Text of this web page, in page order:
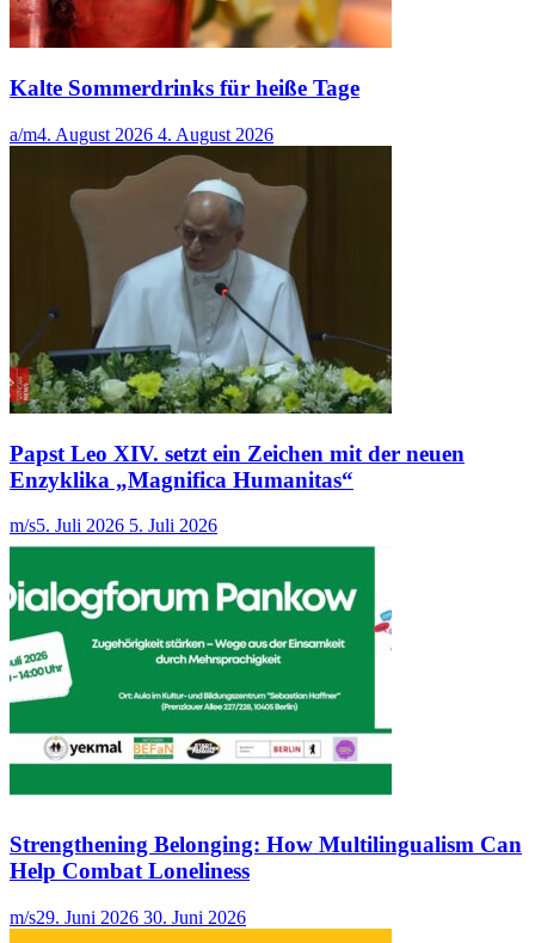
Kalte Sommerdrinks für heiße Tage
a/m4. August 2026 4. August 2026
Papst Leo XIV. setzt ein Zeichen mit der neuen
Enzyklika „Magnifica Humanitas“
m/s5. Juli 2026 5. Juli 2026
Strengthening Belonging: How Multilingualism Can
Help Combat Loneliness
m/s29. Juni 2026 30. Juni 2026